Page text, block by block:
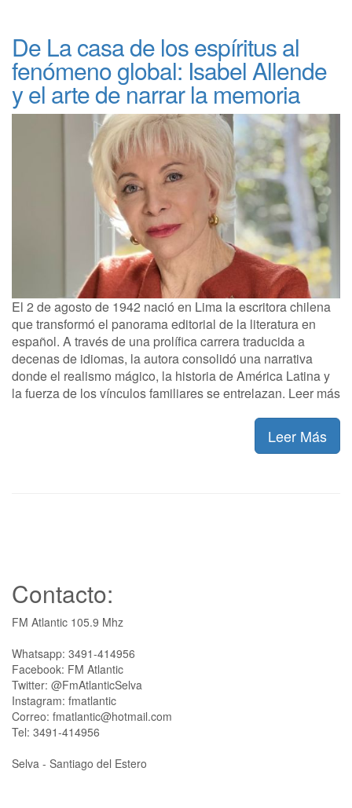
De La casa de los espíritus al
fenómeno global: Isabel Allende
y el arte de narrar la memoria
El 2 de agosto de 1942 nació en Lima la escritora chilena
que transformó el panorama editorial de la literatura en
español. A través de una prolífica carrera traducida a
decenas de idiomas, la autora consolidó una narrativa
donde el realismo mágico, la historia de América Latina y
la fuerza de los vínculos familiares se entrelazan. Leer más
Leer Más
Contacto:
FM Atlantic 105.9 Mhz
Whatsapp: 3491-414956
Facebook: FM Atlantic
Twitter: @FmAtlanticSelva
Instagram: fmatlantic
Correo: fmatlantic@hotmail.com
Tel: 3491-414956
Selva - Santiago del Estero